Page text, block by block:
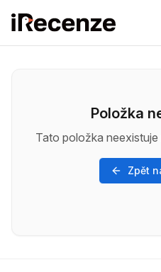
Položka
Tato položka
Zpět